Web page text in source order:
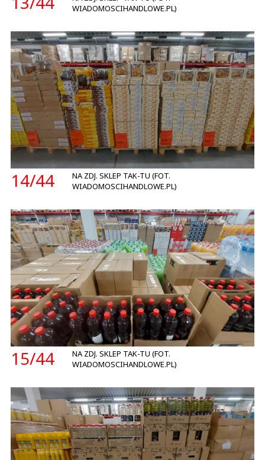
WIADOMOSCIHANDLOWE.PL)
14/44
NA ZDJ. SKLEP TAK-TU (FOT.
WIADOMOSCIHANDLOWE.PL)
15/44
NA ZDJ. SKLEP TAK-TU (FOT.
WIADOMOSCIHANDLOWE.PL)